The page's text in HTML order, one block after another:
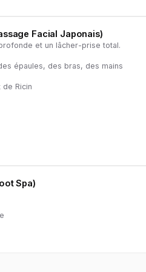
Facial Japonais)
et un lâcher-prise total.
épaules, des bras, des mains
Ricin
Spa)